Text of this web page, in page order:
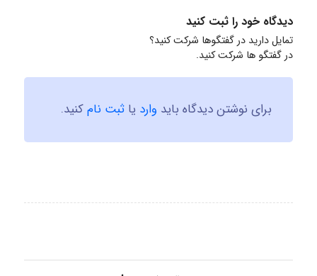
دیدگاه خود را ثبت کنید
تمایل دارید در گفتگوها شرکت کنید؟
در گفتگو ها شرکت کنید.
برای نوشتن دیدگاه باید وارد یا ثبت نامکنید.